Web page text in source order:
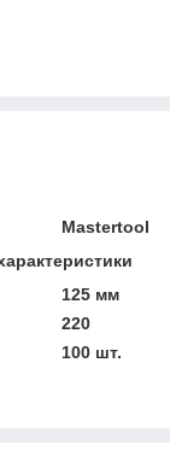
Mastertool
125 мм
220
100 шт.